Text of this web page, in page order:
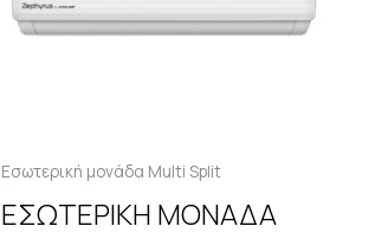
Εσωτερική μονάδα Multi Split
ΕΣΩΤΕΡΙΚΗ ΜΟΝΑΔΑ